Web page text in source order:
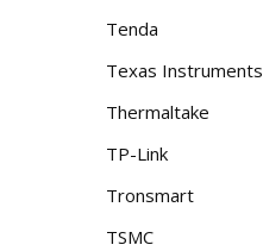
Tenda
Texas Instruments
Thermaltake
TP-Link
Tronsmart
TSMC